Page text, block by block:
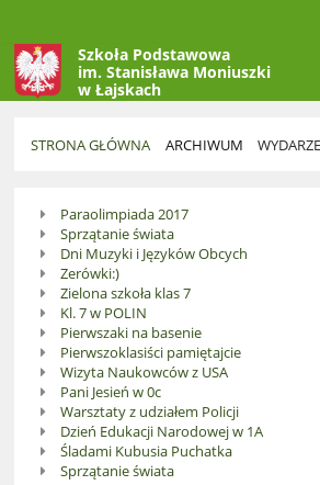
Szkoła Podstawowa
im. Stanisława Moniuszki
w Łajskach
STRONA GŁÓWNA ARCHIWUM
Wydarzenia
2017/18Paraolimpiada 2017
Sprzątanie świata
Dni Muzyki i Języków Obcych
Zerówki:)
Zielona szkoła klas 7
Kl. 7 w POLIN
Pierwszaki na basenie
Pierwszoklasiści pamiętajcie
Wizyta Naukowców z USA
Pani Jesień w 0c
Warsztaty z udziałem Policji
Dzień Edukacji Narodowej w 1A
Śladami Kubusia Puchatka
Sprzątanie świata